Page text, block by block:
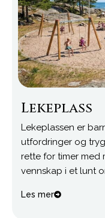
Lekeplass
Lekeplassen er
utfordringer og
rette for timer med
vennskap i et lunt
Les mer